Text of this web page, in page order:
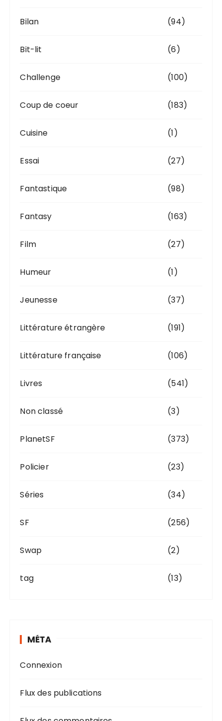
Bilan (94)
Bit-lit (6)
Challenge (100)
Coup de coeur (183)
Cuisine (1)
Essai (27)
Fantastique (98)
Fantasy (163)
Film (27)
Humeur (1)
Jeunesse (37)
Littérature étrangère (191)
Littérature française (106)
Livres (541)
Non classé (3)
PlanetSF (373)
Policier (23)
Séries (34)
SF (256)
Swap (2)
tag (13)
MÉTA
Connexion
Flux des publications